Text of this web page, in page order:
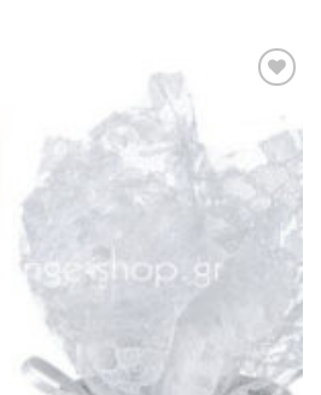
επιθυμιών